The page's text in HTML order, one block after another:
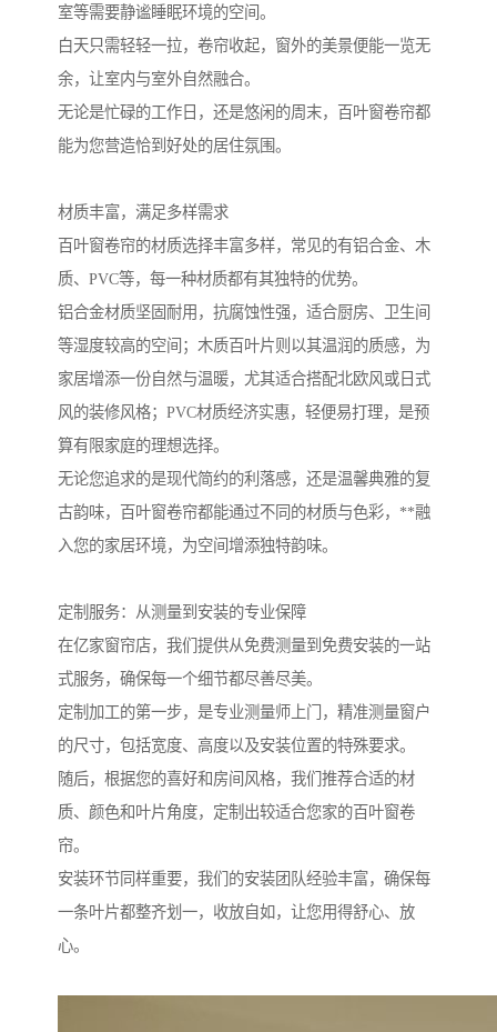
室等需要静谧睡眠环境的空间。
白天只需轻轻一拉，卷帘收起，窗外的美景便能一览无
余，让室内与室外自然融合。
无论是忙碌的工作日，还是悠闲的周末，百叶窗卷帘都
能为您营造恰到好处的居住氛围。
材质丰富，满足多样需求
百叶窗卷帘的材质选择丰富多样，常见的有铝合金、木
质、PVC等，每一种材质都有其独特的优势。
铝合金材质坚固耐用，抗腐蚀性强，适合厨房、卫生间
等湿度较高的空间；木质百叶片则以其温润的质感，为
家居增添一份自然与温暖，尤其适合搭配北欧风或日式
风的装修风格；PVC材质经济实惠，轻便易打理，是预
算有限家庭的理想选择。
无论您追求的是现代简约的利落感，还是温馨典雅的复
古韵味，百叶窗卷帘都能通过不同的材质与色彩，**融
入您的家居环境，为空间增添独特韵味。
定制服务：从测量到安装的专业保障
在亿家窗帘店，我们提供从免费测量到免费安装的一站
式服务，确保每一个细节都尽善尽美。
定制加工的第一步，是专业测量师上门，精准测量窗户
的尺寸，包括宽度、高度以及安装位置的特殊要求。
随后，根据您的喜好和房间风格，我们推荐合适的材
质、颜色和叶片角度，定制出较适合您家的百叶窗卷
帘。
安装环节同样重要，我们的安装团队经验丰富，确保每
一条叶片都整齐划一，收放自如，让您用得舒心、放
心。